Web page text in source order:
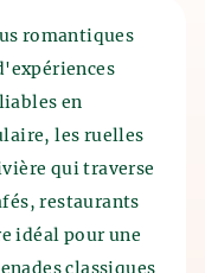
romantiques
en
les ruelles
qui traverse
restaurants
idéal pour une
classiques
y a 4 000 ans
du
de